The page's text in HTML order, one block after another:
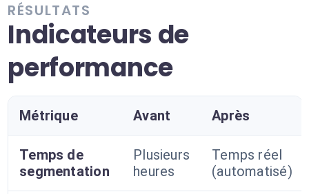
RÉSULTATS
Indicateurs de
performance
Métrique Avant Après
Temps de
segmentation
Plusieurs
heures
Temps réel
(automatisé)